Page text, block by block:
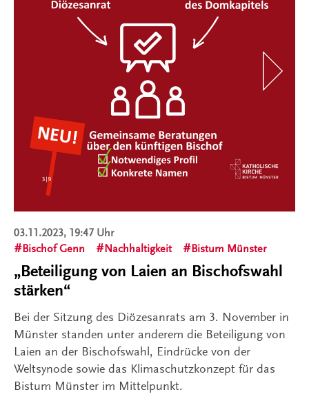
03.11.2023, 19:47 Uhr
Bischof Genn
Nachhaltigkeit Bistum Münster
„Beteiligung von Laien an Bischofswahl
stärken“
Bei der Sitzung des Diözesanrats am 3. November in
Münster standen unter anderem die Beteiligung von
Laien an der Bischofswahl, Eindrücke von der
Weltsynode sowie das Klimaschutzkonzept für das
Bistum Münster im Mittelpunkt.